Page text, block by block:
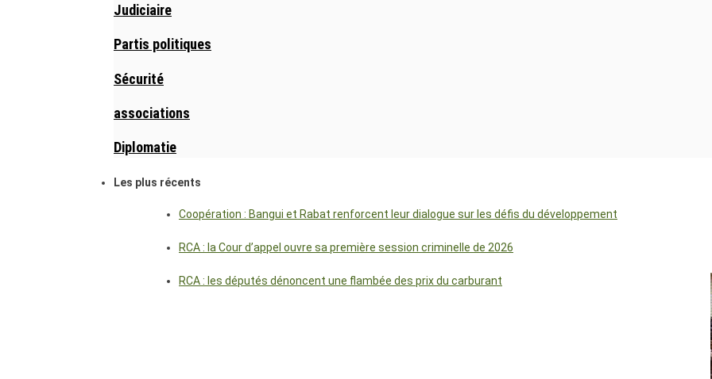
Judiciaire
Partis politiques
Sécurité
associations
Diplomatie
Les plus récents
Coopération : Bangui et Rabat renforcent leur dialogue sur les défis du développement
RCA : la Cour d’appel ouvre sa première session criminelle de 2026
RCA : les députés dénoncent une flambée des prix du carburant